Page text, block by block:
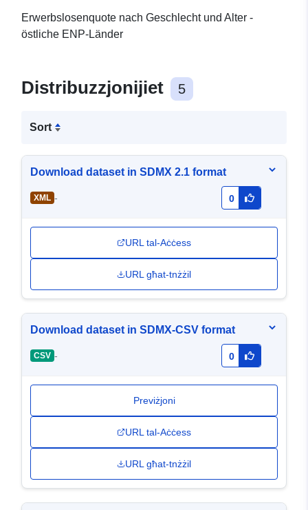
Erwerbslosenquote nach Geschlecht und Alter -
östliche ENP-Länder
Distribuzzjonijiet 5
Sort
Download dataset in SDMX 2.1 format
XML - 0
URL tal-Aċċess
URL għat-tnżżil
Download dataset in SDMX-CSV format
CSV - 0
Previżjoni
URL tal-Aċċess
URL għat-tnżżil